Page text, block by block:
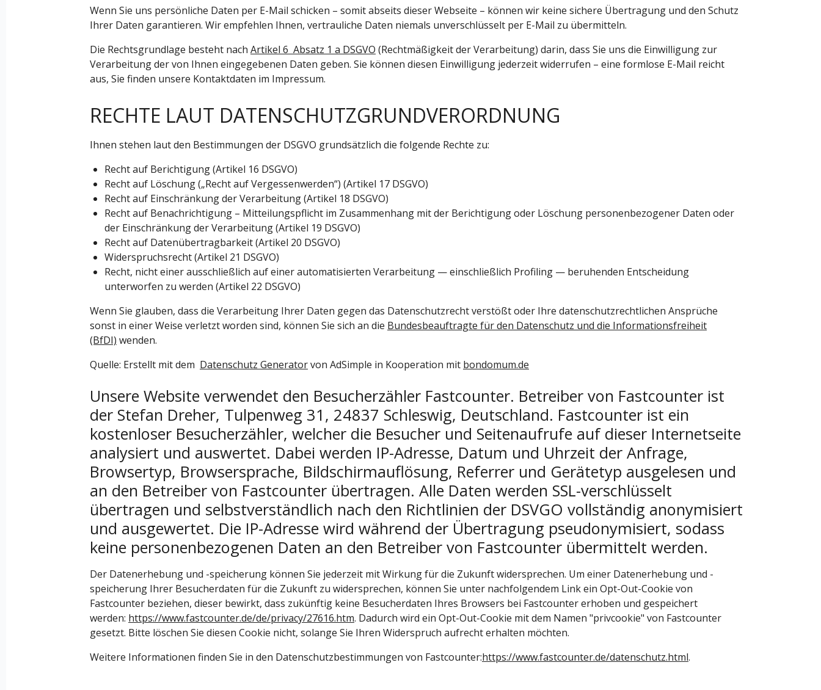
Wenn Sie uns persönliche Daten per E-Mail schicken – somit abseits dieser Webseite – können wir keine sichere Übertragung und den Schutz
Ihrer Daten garantieren. Wir empfehlen Ihnen, vertrauliche Daten niemals unverschlüsselt per E-Mail zu übermitteln.
Die Rechtsgrundlage besteht nach Artikel 6 Absatz 1 a DSGVO (Rechtmäßigkeit der Verarbeitung) darin, dass Sie uns die Einwilligung zur
Verarbeitung der von Ihnen eingegebenen Daten geben. Sie können diesen Einwilligung jederzeit widerrufen – eine formlose E-Mail reicht
aus, Sie finden unsere Kontaktdaten im Impressum.
RECHTE LAUT DATENSCHUTZGRUNDVERORDNUNG
Ihnen stehen laut den Bestimmungen der DSGVO grundsätzlich die folgende Rechte zu:
Recht auf Berichtigung (Artikel 16 DSGVO)
Recht auf Löschung („Recht auf Vergessenwerden“) (Artikel 17 DSGVO)
Recht auf Einschränkung der Verarbeitung (Artikel 18 DSGVO)
Recht auf Benachrichtigung – Mitteilungspflicht im Zusammenhang mit der Berichtigung oder Löschung personenbezogener Daten oder
der Einschränkung der Verarbeitung (Artikel 19 DSGVO)
Recht auf Datenübertragbarkeit (Artikel 20 DSGVO)
Widerspruchsrecht (Artikel 21 DSGVO)
Recht, nicht einer ausschließlich auf einer automatisierten Verarbeitung — einschließlich Profiling — beruhenden Entscheidung
unterworfen zu werden (Artikel 22 DSGVO)
Wenn Sie glauben, dass die Verarbeitung Ihrer Daten gegen das Datenschutzrecht verstößt oder Ihre datenschutzrechtlichen Ansprüche
sonst in einer Weise verletzt worden sind, können Sie sich an die Bundesbeauftragte für den Datenschutz und die Informationsfreiheit
(BfDI) wenden.
Quelle: Erstellt mit dem Datenschutz Generatorvon AdSimple in Kooperation mit bondomum.de
Unsere Website verwendet den Besucherzähler Fastcounter. Betreiber von Fastcounter ist
der Stefan Dreher, Tulpenweg 31, 24837 Schleswig, Deutschland. Fastcounter ist ein
kostenloser Besucherzähler, welcher die Besucher und Seitenaufrufe auf dieser Internetseite
analysiert und auswertet. Dabei werden IP-Adresse, Datum und Uhrzeit der Anfrage,
Browsertyp, Browsersprache, Bildschirmauflösung, Referrer und Gerätetyp ausgelesen und
an den Betreiber von Fastcounter übertragen. Alle Daten werden SSL-verschlüsselt
übertragen und selbstverständlich nach den Richtlinien der DSVGO vollständig anonymisiert
und ausgewertet. Die IP-Adresse wird während der Übertragung pseudonymisiert, sodass
keine personenbezogenen Daten an den Betreiber von Fastcounter übermittelt werden.
Der Datenerhebung und -speicherung können Sie jederzeit mit Wirkung für die Zukunft widersprechen. Um einer Datenerhebung und -
speicherung Ihrer Besucherdaten für die Zukunft zu widersprechen, können Sie unter nachfolgendem Link ein Opt-Out-Cookie von
Fastcounter beziehen, dieser bewirkt, dass zukünftig keine Besucherdaten Ihres Browsers bei Fastcounter erhoben und gespeichert
werden: https://www.fastcounter.de/de/privacy/27616.htm. Dadurch wird ein Opt-Out-Cookie mit dem Namen "privcookie" von Fastcounter
gesetzt. Bitte löschen Sie diesen Cookie nicht, solange Sie Ihren Widerspruch aufrecht erhalten möchten.
Weitere Informationen finden Sie in den Datenschutzbestimmungen von Fastcounter:https://www.fastcounter.de/datenschutz.html.